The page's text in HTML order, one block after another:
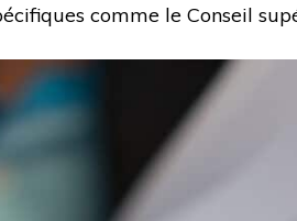
comme le Conseil